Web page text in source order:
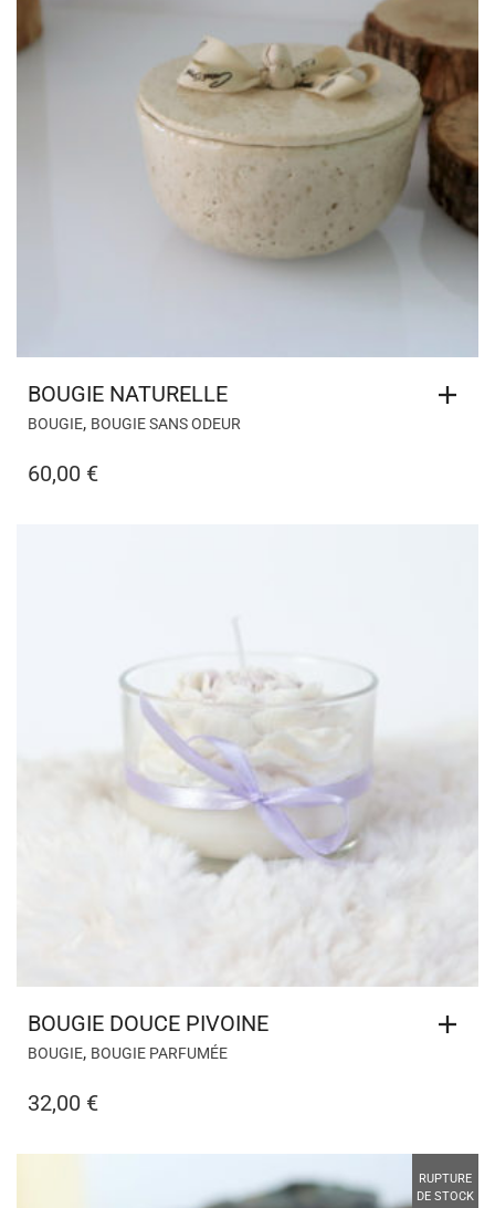
BOUGIE NATURELLE
BOUGIE, BOUGIE SANS ODEUR
60,00 €
BOUGIE DOUCE PIVOINE
BOUGIE, BOUGIE PARFUMÉE
32,00 €
RUPTURE
DE STOCK